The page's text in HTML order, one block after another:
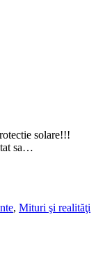
solare!!!
sa…
, Mituri şi realităţi